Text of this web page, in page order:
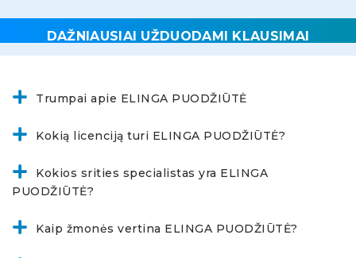
DAŽNIAUSIAI UŽDUODAMI KLAUSIMAI
Trumpai apie ELINGA PUODŽIŪTĖ
Kokią licenciją turi ELINGA PUODŽIŪTĖ?
Kokios srities specialistas yra ELINGA
PUODŽIŪTĖ?
Kaip žmonės vertina ELINGA PUODŽIŪTĖ?